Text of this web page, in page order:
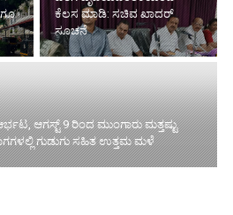
ಕೆಲಸ ಮಾಡಿ: ಸಚಿವ ಖಾದರ್
ಸೂಚನೆ
ಆಗಸ್ಟ್ 9 ರಿಂದ ಮುಂಗಾರು ಮತ್ತಷ್ಟು
ಗುಡುಗು ಸಹಿತ ಉತ್ತಮ ಮಳೆ